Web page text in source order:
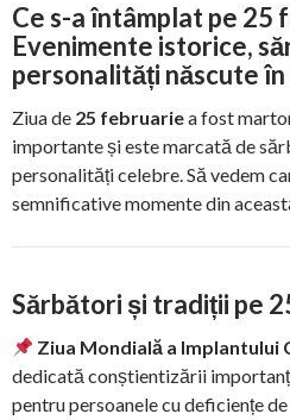
Ce s-a întâmplat pe 25
Evenimente istorice,
personalități născute în
Ziua de 25 februariea fost
importante și este marcată de
personalități celebre. Să vedem
semnificative momente din
Sărbători și tradiții pe
Ziua Mondială a Implantului
dedicată conștientizării
pentru persoanele cu deficiențe